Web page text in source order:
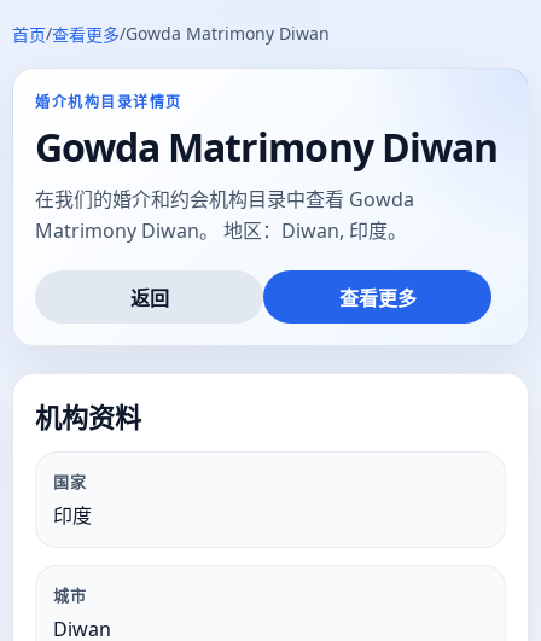
首页/查看更多/Gowda Matrimony Diwan
婚介机构目录详情页
Gowda Matrimony Diwan
在我们的婚介和约会机构目录中查看 Gowda
Matrimony Diwan。 地区：Diwan, 印度。
返回 查看更多
机构资料
国家
印度
城市
Diwan